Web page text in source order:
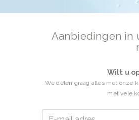
SPF 50+
Aanbiedingen in
Wilt u
We delen graag alles met onze
met vele